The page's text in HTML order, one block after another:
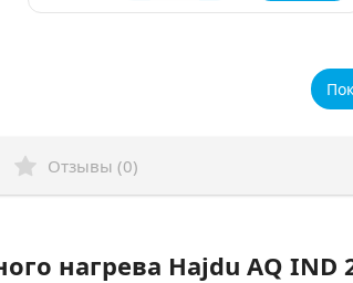
Отзывы (0)
нагрева Hajdu AQ IND